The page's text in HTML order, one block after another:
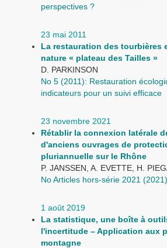
perspectives ?
23 mai 2011
La restauration des tourbières
nature « plateau des Tailles »
D. PARKINSON
No 5 (2011): Restauration
indicateurs pour un suivi efficace
23 novembre 2021
Rétablir la connexion latérale
d'anciens ouvrages de
pluriannuelle sur le Rhône
P. JANSSEN, A. EVETTE, H.
No Articles hors-série 2021 (2021)
1 août 2019
La statistique, une boîte à
l'incertitude – Application aux
montagne